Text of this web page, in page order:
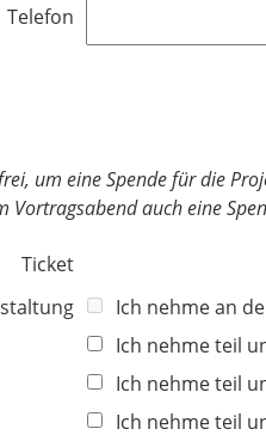
e
i
d
Telefon
um eine Spende für die
Vortragsabend auch eine
Ticket
Ich nehme an
Ich nehme teil
Ich nehme teil
Ich nehme teil